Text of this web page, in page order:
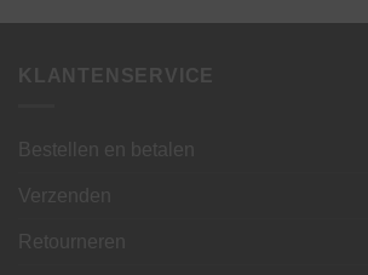
KLANTENSERVICE
Bestellen en betalen
Verzenden
Retourneren